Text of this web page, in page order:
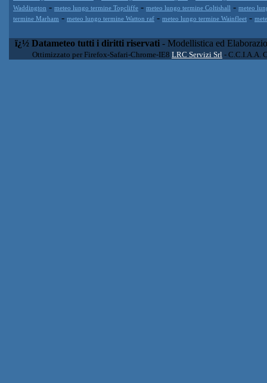
Waddington - meteo lungo termine Topcliffe - meteo lungo termine Coltishall - meteo
termine Marham - meteo lungo termine Watton raf - meteo lungo termine Wainfleet -
ï¿½ Datameteo tutti i diritti riservati - Modellistica ed
Ottimizzato per Firefox-Safari-Chrome-IE8 LRC Servizi Srl - C.C.I.A.A.